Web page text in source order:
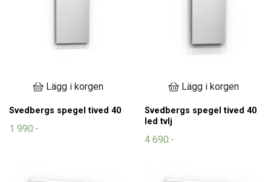
Lägg i korgen
Svedbergs spegel tived 40
1 990:-
Lägg i korgen
Svedbergs spegel tived 40
led tvlj
4 690:-